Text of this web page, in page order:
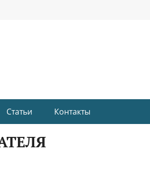
Статьи Контакты